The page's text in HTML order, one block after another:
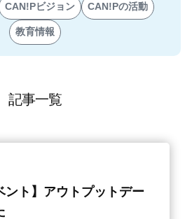
CAN!Pビジョン CAN!Pの活動
教育情報
記事一覧
ント】アウトプットデー